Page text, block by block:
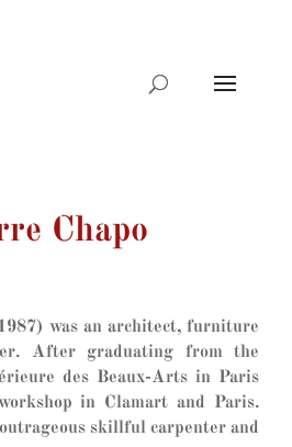
Chapo
was an architect, furniture
After graduating from the
des Beaux-Arts in Paris
in Clamart and Paris.
skillful carpenter and